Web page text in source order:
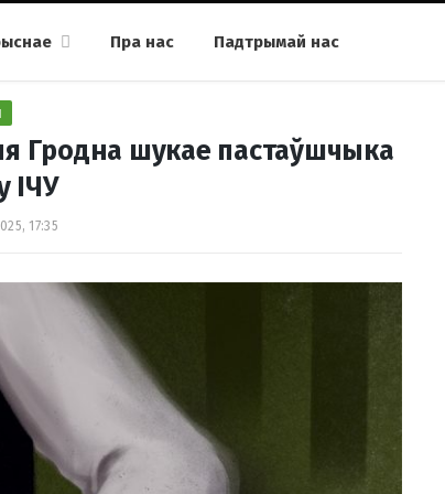
Пра нас Падтрымай нас
Гродна шукае пастаўшчыка
ІЧУ
17:35